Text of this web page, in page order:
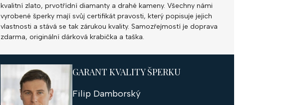
kvalitní zlato, prvotřídní diamanty a drahé kameny. Všechny námi
vyrobené šperky mají svůj certifikát pravosti, který popisuje jejich
vlastnosti a stává se tak zárukou kvality. Samozřejmostí je doprava
zdarma, originální dárková krabička a taška.
GARANT KVALITY ŠPERKU
Filip Damborský